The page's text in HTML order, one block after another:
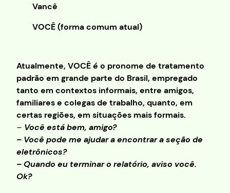
Vancê
VOCÊ (forma comum atual)
Atualmente, VOCÊ é o pronome de tratamento
padrão em grande parte do Brasil, empregado
tanto em contextos informais, entre amigos,
familiares e colegas de trabalho, quanto, em
certas regiões, em situações mais formais.
– Você está bem, amigo?
– Você pode me ajudar a encontrar a seção de
eletrônicos?
– Quando eu terminar o relatório, aviso você.
Ok?